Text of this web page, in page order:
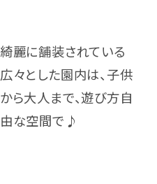
綺麗に舗装されている
広々とした園内は、子供
から大人まで、遊び方自
由な空間で♪